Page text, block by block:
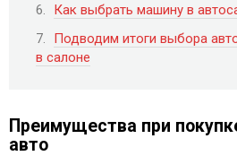
Как выбрать машину в
Подводим итоги выбора
в салоне
Преимущества при
авто